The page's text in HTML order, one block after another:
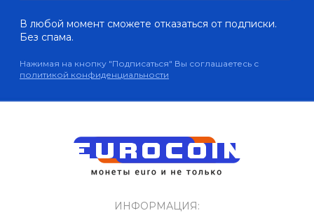
В любой момент сможете отказаться от подписки.
Без спама.
Нажимая на кнопку "Подписаться" Вы соглашаетесь с
политикой конфиденциальности
ИНФОРМАЦИЯ: